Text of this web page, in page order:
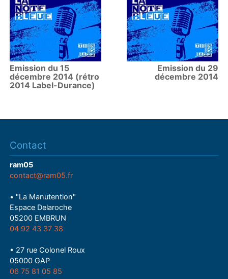
Emission du 15
décembre 2014 (rétro
2014 Label-Durance)
Emission du 29
décembre 2014
Contact
ram05
contact@ram05.fr
• "La Manutention"
Espace Delaroche
05200 EMBRUN
04 92 43 37 38
• 27 rue Colonel Roux
05000 GAP
06 75 81 05 85